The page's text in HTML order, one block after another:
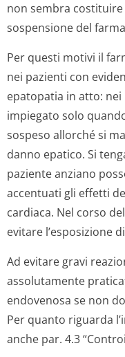
non sembra
sospensione del
Per questi motivi il
nei pazienti con
epatopatia in atto: nei
impiegato solo
sospeso allorché si
danno epatico. Si
paziente anziano
accentuati gli effetti
cardiaca. Nel corso
evitare l’esposizione
Ad evitare gravi
assolutamente
endovenosa se non
Per quanto riguarda
anche par. 4.3